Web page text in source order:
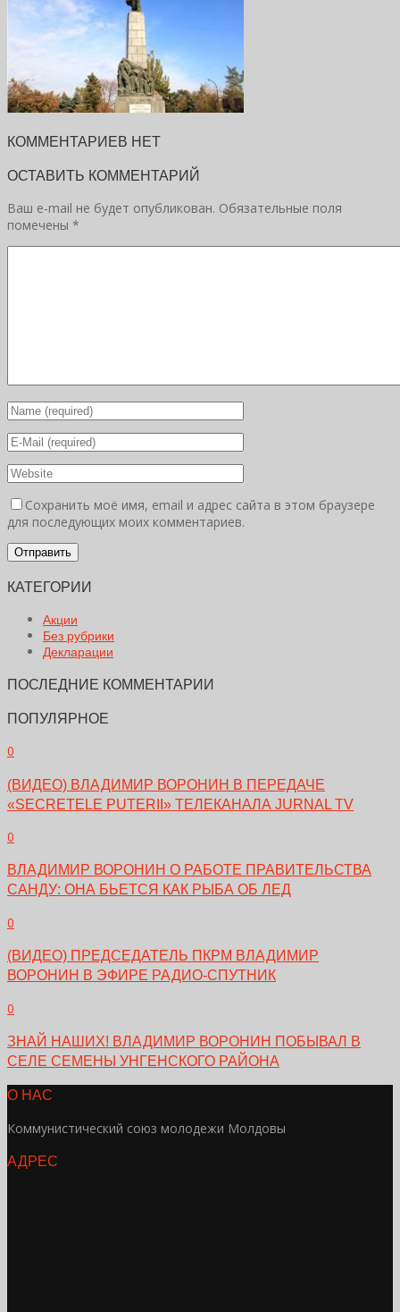
КОММЕНТАРИЕВ НЕТ
ОСТАВИТЬ КОММЕНТАРИЙ
Ваш e-mail не будет опубликован. Обязательные поля
помечены *
Сохранить моё имя, email и адрес сайта в этом браузере
для последующих моих комментариев.
КАТЕГОРИИ
Акции
Без рубрики
Декларации
ПОСЛЕДНИЕ КОММЕНТАРИИ
ПОПУЛЯРНОЕ
0
(ВИДЕО) ВЛАДИМИР ВОРОНИН В ПЕРЕДАЧЕ
«SECRETELE PUTERII» ТЕЛЕКАНАЛА JURNAL TV
0
ВЛАДИМИР ВОРОНИН О РАБОТЕ ПРАВИТЕЛЬСТВА
САНДУ: ОНА БЬЕТСЯ КАК РЫБА ОБ ЛЕД
0
(ВИДЕО) ПРЕДСЕДАТЕЛЬ ПКРМ ВЛАДИМИР
ВОРОНИН В ЭФИРЕ РАДИО-СПУТНИК
0
ЗНАЙ НАШИХ! ВЛАДИМИР ВОРОНИН ПОБЫВАЛ В
СЕЛЕ СЕМЕНЫ УНГЕНСКОГО РАЙОНА
О НАС
Коммунистический союз молодежи Молдовы
АДРЕС